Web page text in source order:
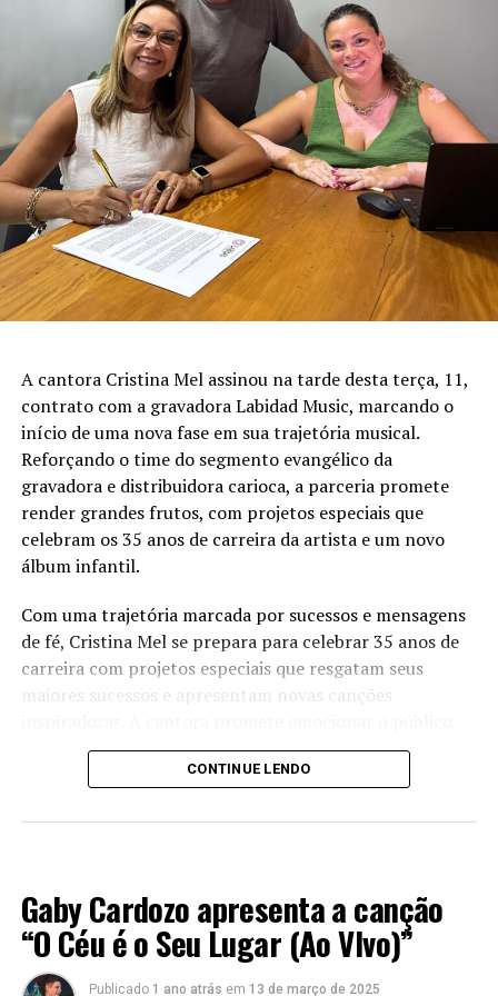
Everton Mestre com o cantor Felipe Leonachos | Foto:
A cantora Cristina Mel assinou na tarde desta terça, 11,
contrato com a gravadora Labidad Music, marcando o
início de uma nova fase em sua trajetória musical.
Reforçando o time do segmento evangélico da
gravadora e distribuidora carioca, a parceria promete
render grandes frutos, com projetos especiais que
celebram os 35 anos de carreira da artista e um novo
álbum infantil.
Com uma trajetória marcada por sucessos e mensagens
de fé, Cristina Mel se prepara para celebrar 35 anos de
carreira com projetos especiais que resgatam seus
maiores sucessos e apresentam novas canções
com um repertório que celebra sua trajetória e reafirma
seu compromisso com a música gospel.
Além dos projetos comemorativos, Cristina Mel também
e mensagens educativas e edificantes, o novo álbum
promete encantar crianças e adultos, transmitindo
valores importantes de forma leve e divertida com
participações pra lá de especiais.
CONTINUE LENDO
Gaby Cardozo apresenta a canção
“O Céu é o Seu Lugar (Ao VIvo)”
Publicado 1 ano atrás em 13 de março de 2025